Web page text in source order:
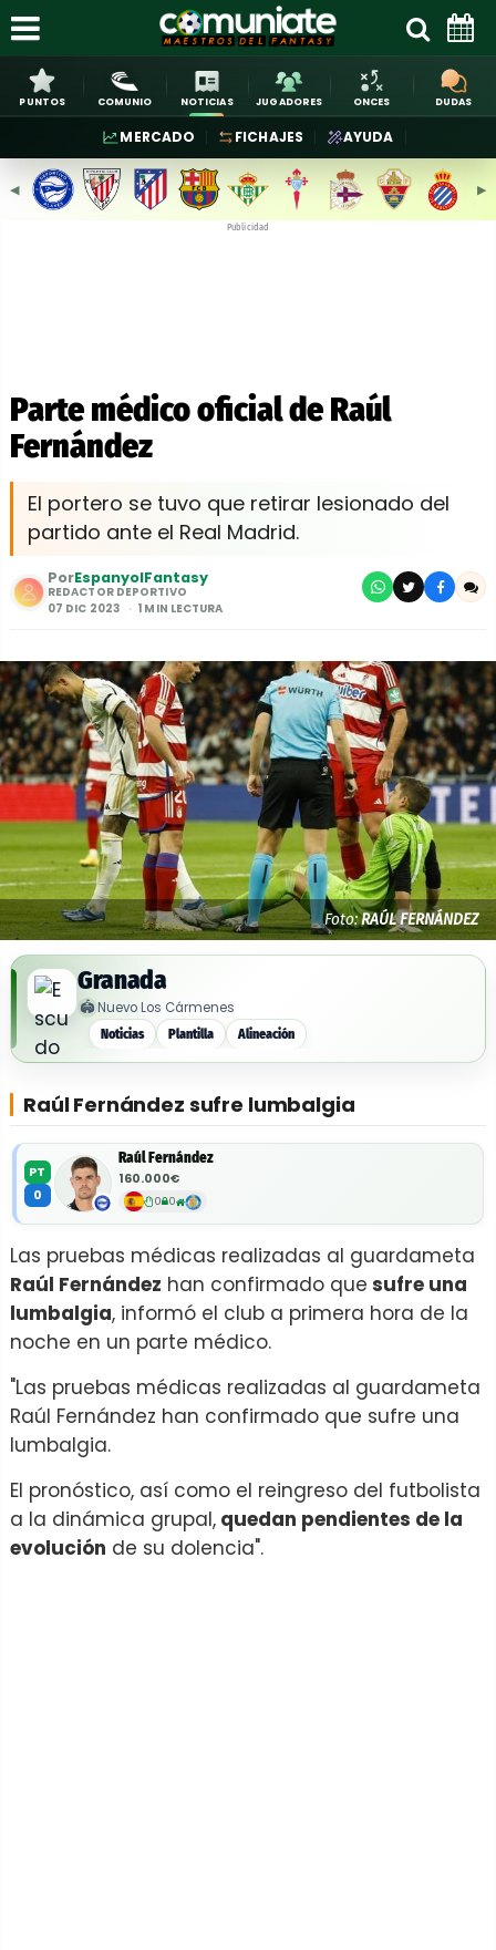
PUNTOS COMUNIO NOTICIAS JUGADORES ONCES DUDAS
MERCADO FICHAJES AYUDA
◀︎ ▶︎
Publicidad
Parte médico oficial de Raúl
Fernández
El portero se tuvo que retirar lesionado del
partido ante el Real Madrid.
PorEspanyolFantasy
REDACTOR DEPORTIVO
07 DIC 2023
1 MIN LECTURA
Foto:RAÚL FERNÁNDEZ
Granada
🏟️ Nuevo Los Cármenes
Noticias Plantilla Alineación
Raúl Fernández sufre lumbalgia
PT
0
Raúl Fernández
160.000€
0 0
Las pruebas médicas realizadas al guardameta
Raúl Fernández han confirmado que sufre una
lumbalgia, informó el club a primera hora de la
noche en un parte médico.
"Las pruebas médicas realizadas al guardameta
Raúl Fernández han confirmado que sufre una
lumbalgia.
El pronóstico, así como el reingreso del futbolista
a la dinámica grupal, quedan pendientes de la
evolución de su dolencia".